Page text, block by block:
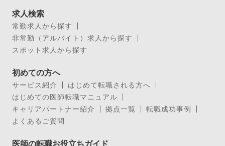
求人検索
常勤求人から探す
非常勤（アルバイト）求人から探す
スポット求人から探す
初めての方へ
サービス紹介
はじめて転職される方へ
はじめての医師転職マニュアル
キャリアパートナー紹介
拠点一覧
転職成功事例
よくあるご質問
医師の転職お役立ちガイド